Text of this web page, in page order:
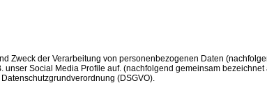
Zweck der Verarbeitung von personenbezogenen Daten
Social Media Profile auf. (nachfolgend gemeinsam
(DSGVO).